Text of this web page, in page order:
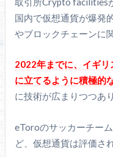
国内で仮想通貨が爆発
やブロックチェーンに
2022年までに、イギ
に立てるように積極的
に技術が広まりつつあ
eToroのサッカーチー
ど、仮想通貨は評価さ